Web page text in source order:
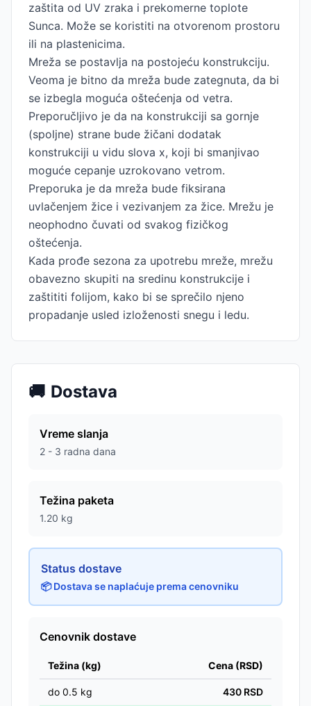
zaštita od UV zraka i prekomerne toplote
Sunca. Može se koristiti na otvorenom prostoru
ili na plastenicima.
Mreža se postavlja na postojeću konstrukciju.
Veoma je bitno da mreža bude zategnuta, da bi
se izbegla moguća oštećenja od vetra.
Preporučljivo je da na konstrukciji sa gornje
(spoljne) strane bude žičani dodatak
konstrukciji u vidu slova x, koji bi smanjivao
moguće cepanje uzrokovano vetrom.
Preporuka je da mreža bude fiksirana
uvlačenjem žice i vezivanjem za žice. Mrežu je
neophodno čuvati od svakog fizičkog
oštećenja.
Kada prođe sezona za upotrebu mreže, mrežu
obavezno skupiti na sredinu konstrukcije i
zaštititi folijom, kako bi se sprečilo njeno
propadanje usled izloženosti snegu i ledu.
🚚 Dostava
Vreme slanja
2 - 3 radna dana
Težina paketa
1.20 kg
Status dostave
📦 Dostava se naplaćuje prema cenovniku
Cenovnik dostave
Težina (kg) Cena (RSD)
do 0.5 kg 430 RSD